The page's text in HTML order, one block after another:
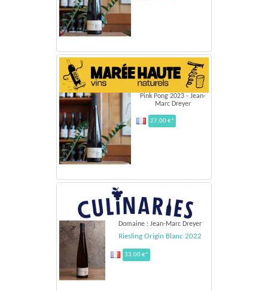
Pink Pong 2023 - Jean-
Marc Dreyer
27,00 €*
Domaine : Jean-Marc Dreyer
Riesling Origin Blanc 2022
33.00 €*